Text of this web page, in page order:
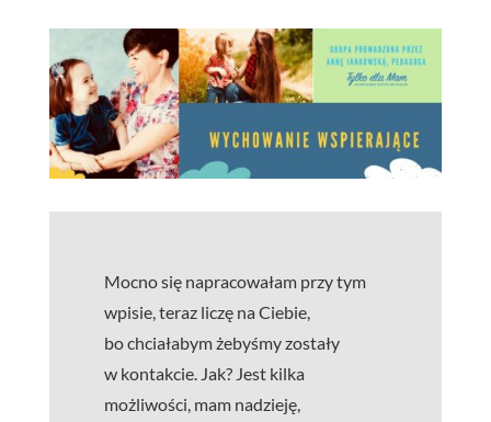
Mocno się napracowałam przy tym
wpisie, teraz liczę na Ciebie,
bo chciałabym żebyśmy zostały
w kontakcie. Jak? Jest kilka
możliwości, mam nadzieję,